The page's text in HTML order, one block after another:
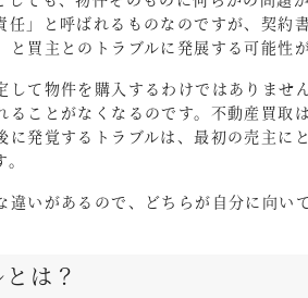
」と呼ばれるものなのですが、契約
買主とのトラブルに発展する可能性が
て物件を購入するわけではありませ
ことがなくなるのです。不動産買取
発覚するトラブルは、最初の売主に
いがあるので、どちらが自分に向い
は？